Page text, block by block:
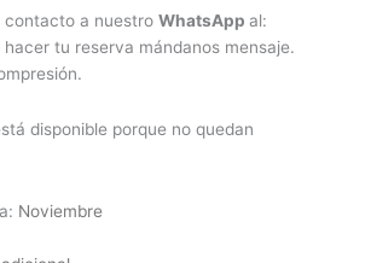
contacto a nuestro WhatsApp al:
hacer tu reserva mándanos mensaje.
disponible porque no quedan
Noviembre